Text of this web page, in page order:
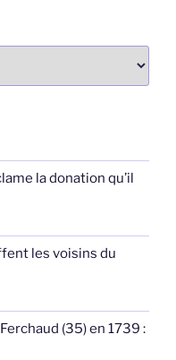
la donation qu’il
les voisins du
(35) en 1739 :